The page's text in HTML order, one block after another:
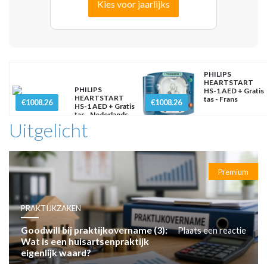
Kies voor jaarlijks
€1008.26
PHILIPS
HEARTSTART
HS-1 AED + Gratis
tas - Nederlands
€1008.26
PHILIPS
HEARTSTART
HS-1 AED + Gratis
tas - Frans
Uitgelicht
Premium
PRAKTIJKZAKEN
Goodwill bij praktijkovername (3):
Wat is een huisartsenpraktijk
eigenlijk waard?
Plaats een reactie